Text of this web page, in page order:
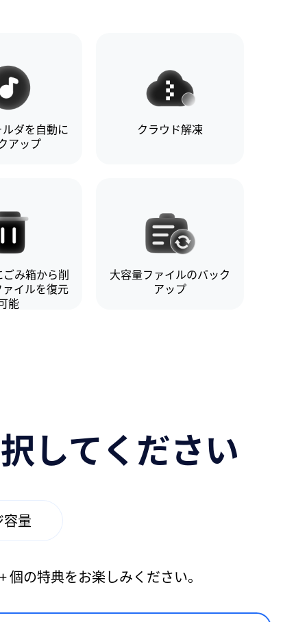
ダを自動に
アップ
クラウド解凍
み箱から削
イルを復元
能
大容量ファイルのバック
アップ
してください
量
の特典をお楽しみください。